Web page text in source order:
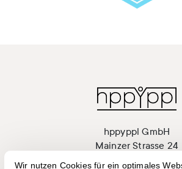
hppyppl GmbH
Mainzer Strasse 24
55411 Bingen am Rhein